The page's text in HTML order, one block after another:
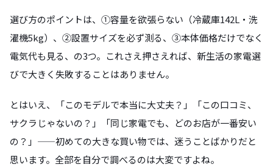
選び方のポイントは、①容量を欲張らない（冷蔵庫142L・洗
濯機5kg）、②設置サイズを必ず測る、③本体価格だけでなく
電気代も見る、の3つ。これさえ押さえれば、新生活の家電選
びで大きく失敗することはありません。
とはいえ、「このモデルで本当に大丈夫？」「この口コミ、
サクラじゃないの？」「同じ家電でも、どのお店が一番安い
の？」——初めての大きな買い物では、迷うことばかりだと
思います。全部を自分で調べるのは大変ですよね。